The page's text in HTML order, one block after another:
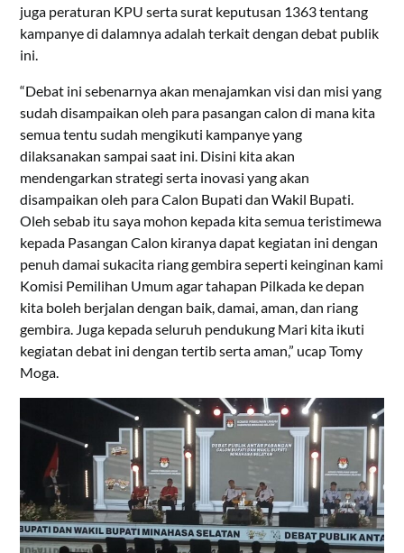
juga peraturan KPU serta surat keputusan 1363 tentang
kampanye di dalamnya adalah terkait dengan debat publik
ini.
“Debat ini sebenarnya akan menajamkan visi dan misi yang
sudah disampaikan oleh para pasangan calon di mana kita
semua tentu sudah mengikuti kampanye yang
dilaksanakan sampai saat ini. Disini kita akan
mendengarkan strategi serta inovasi yang akan
disampaikan oleh para Calon Bupati dan Wakil Bupati.
Oleh sebab itu saya mohon kepada kita semua teristimewa
kepada Pasangan Calon kiranya dapat kegiatan ini dengan
penuh damai sukacita riang gembira seperti keinginan kami
Komisi Pemilihan Umum agar tahapan Pilkada ke depan
kita boleh berjalan dengan baik, damai, aman, dan riang
gembira. Juga kepada seluruh pendukung Mari kita ikuti
kegiatan debat ini dengan tertib serta aman,” ucap Tomy
Moga.